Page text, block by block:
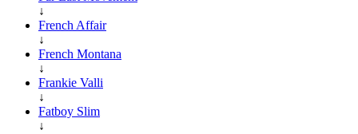
↓
French Affair
↓
French Montana
↓
Frankie Valli
↓
Fatboy Slim
↓